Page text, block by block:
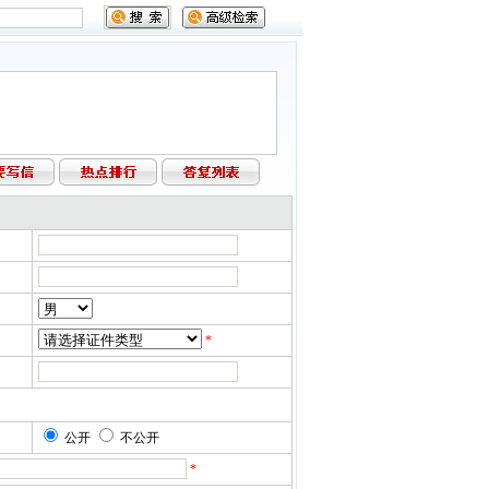
*
公开 不公开
*